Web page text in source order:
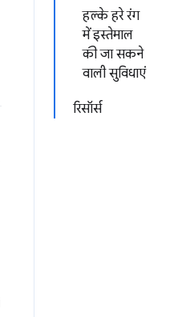
हल्के हरे रंग
में इस्तेमाल
की जा सकने
वाली सुविधाएं
रिसॉर्स